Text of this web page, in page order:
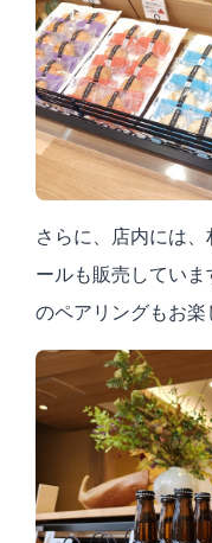
さらに、店内には
ールも販売してい
のペアリングもお楽